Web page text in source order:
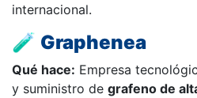
internacional.
🧪 Graphenea
Qué hace: Empresa
y suministro de grafeno de